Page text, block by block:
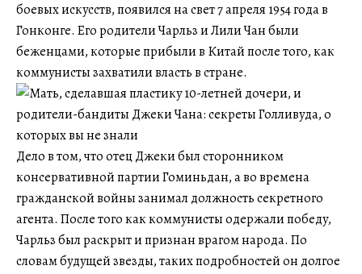
боевых искусств, появился на свет 7 апреля 1954 года в
Гонконге. Его родители Чарльз и Лили Чан были
беженцами, которые прибыли в Китай после того, как
коммунисты захватили власть в стране.
Дело в том, что отец Джеки был сторонником
консервативной партии Гоминьдан, а во времена
гражданской войны занимал должность секретного
агента. После того как коммунисты одержали победу,
Чарльз был раскрыт и признан врагом народа. По
словам будущей звезды, таких подробностей он долгое